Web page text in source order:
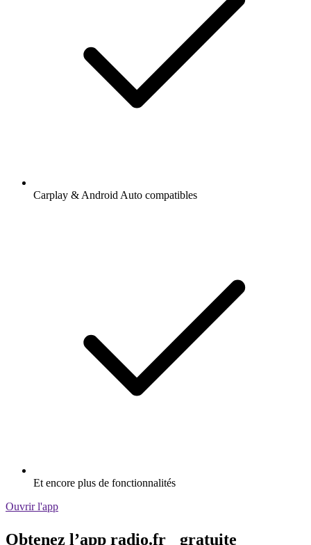
Carplay & Android Auto compatibles
Et encore plus de fonctionnalités
Ouvrir l'app
Obtenez l’app radio.fr gratuite